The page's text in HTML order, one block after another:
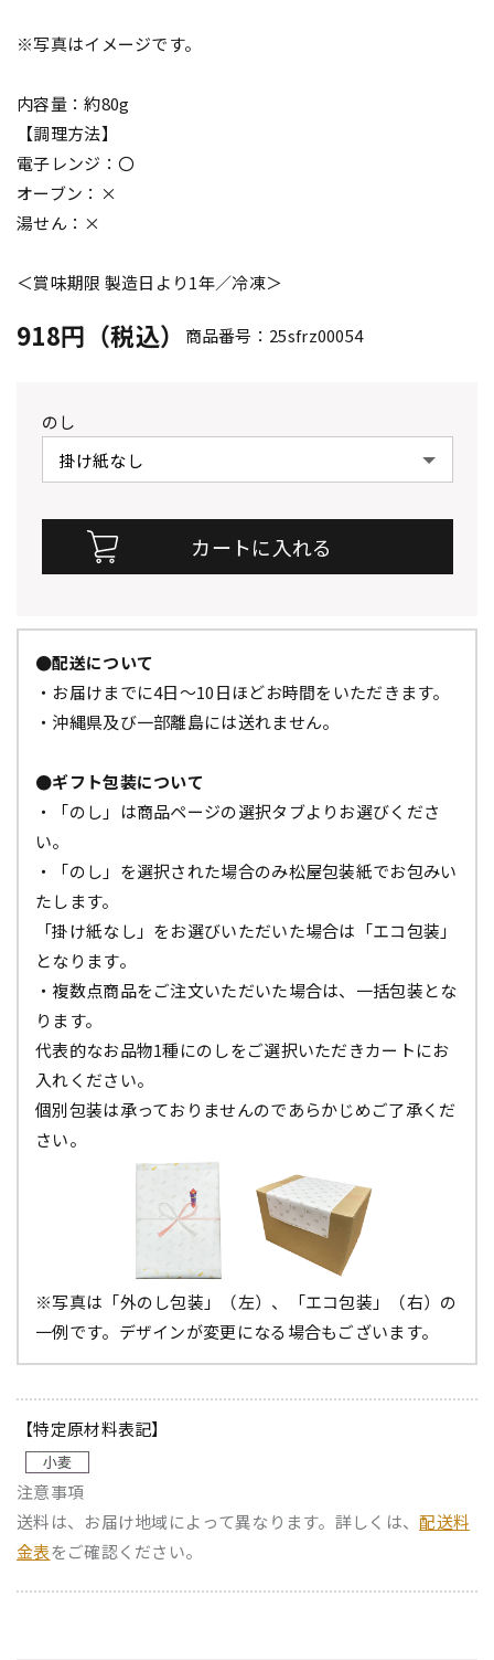
※写真はイメージです。
内容量：約80g
【調理方法】
電子レンジ：〇
オーブン：×
湯せん：×
＜賞味期限 製造日より1年／冷凍＞
918円（税込） 商品番号：25sfrz00054
のし
●配送について
・お届けまでに4日～10日ほどお時間をいただきます。
・沖縄県及び一部離島には送れません。
●ギフト包装について
・「のし」は商品ページの選択タブよりお選びくださ
い。
・「のし」を選択された場合のみ松屋包装紙でお包みい
たします。
「掛け紙なし」をお選びいただいた場合は「エコ包装」
となります。
・複数点商品をご注文いただいた場合は、一括包装とな
ります。
代表的なお品物1種にのしをご選択いただきカートにお
入れください。
個別包装は承っておりませんのであらかじめご了承くだ
さい。
※写真は「外のし包装」（左）、「エコ包装」（右）の
一例です。デザインが変更になる場合もございます。
【特定原材料表記】
注意事項
送料は、お届け地域によって異なります。詳しくは、配送料
金表をご確認ください。